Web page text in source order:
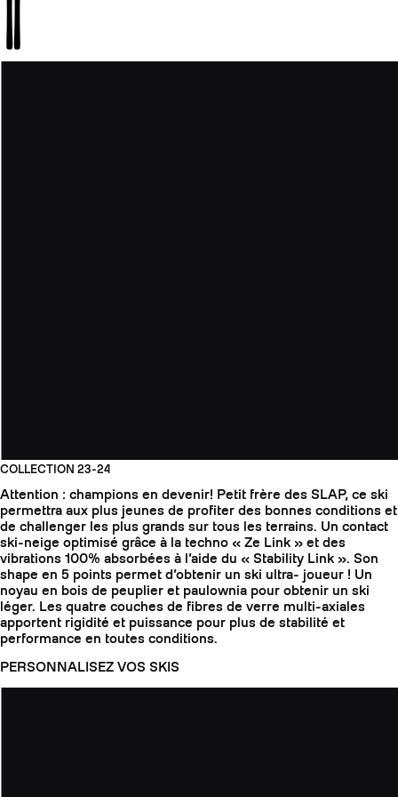
COLLECTION 23-24
Attention : champions en devenir! Petit frère des SLAP, ce ski
permettra aux plus jeunes de profiter des bonnes conditions et
de challenger les plus grands sur tous les terrains. Un contact
ski-neige optimisé grâce à la techno « Ze Link » et des
vibrations 100% absorbées à l’aide du « Stability Link ». Son
shape en 5 points permet d’obtenir un ski ultra- joueur ! Un
noyau en bois de peuplier et paulownia pour obtenir un ski
léger. Les quatre couches de fibres de verre multi-axiales
apportent rigidité et puissance pour plus de stabilité et
performance en toutes conditions.
PERSONNALISEZ VOS SKIS